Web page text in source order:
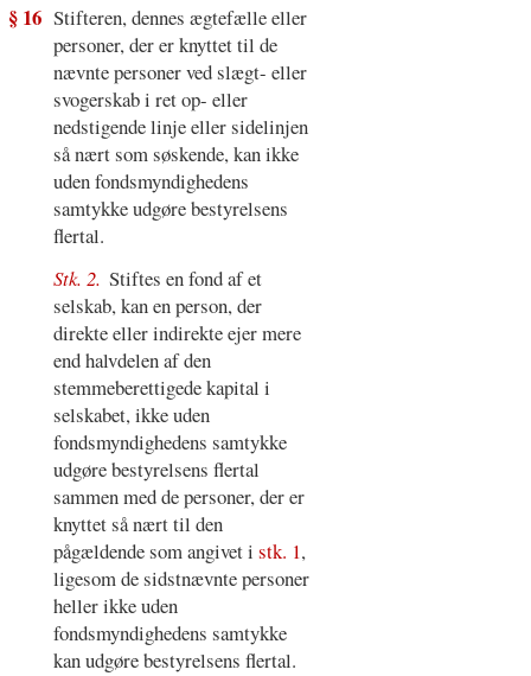
§ 16 Stifteren, dennes ægtefælle eller
personer, der er knyttet til de
nævnte personer ved slægt- eller
svogerskab i ret op- eller
nedstigende linje eller sidelinjen
så nært som søskende, kan ikke
uden fondsmyndighedens
samtykke udgøre bestyrelsens
flertal.
Stk. 2. Stiftes en fond af et
selskab, kan en person, der
direkte eller indirekte ejer mere
end halvdelen af den
stemmeberettigede kapital i
selskabet, ikke uden
fondsmyndighedens samtykke
udgøre bestyrelsens flertal
sammen med de personer, der er
knyttet så nært til den
pågældende som angivet i stk. 1,
ligesom de sidstnævnte personer
heller ikke uden
fondsmyndighedens samtykke
kan udgøre bestyrelsens flertal.